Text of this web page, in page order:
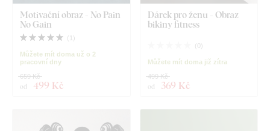
Motivační obraz - No Pain
No Gain
( 1 )
Můžete mít doma už o 2
pracovní dny
od 499 Kč
659 Kč
Dárek pro ženu - Obraz
bikiny fitness
( 0)
Můžete mít doma již zítra
od 369 Kč
499 Kč